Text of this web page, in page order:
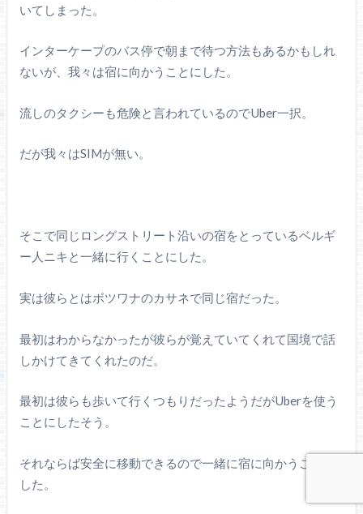
いてしまった。
インターケープのバス停で朝まで待つ方法もあるかもしれ
ないが、我々は宿に向かうことにした。
流しのタクシーも危険と言われているのでUber一択。
だが我々はSIMが無い。
そこで同じロングストリート沿いの宿をとっているベルギ
ー人ニキと一緒に行くことにした。
実は彼らとはボツワナのカサネで同じ宿だった。
最初はわからなかったが彼らが覚えていてくれて国境で話
しかけてきてくれたのだ。
最初は彼らも歩いて行くつもりだったようだがUberを使う
ことにしたそう。
それならば安全に移動できるので一緒に宿に向かうことに
した。